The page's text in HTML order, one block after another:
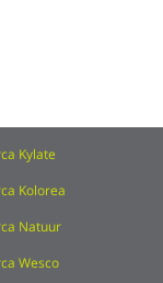
Kylate
Kolorea
Natuur
Wesco